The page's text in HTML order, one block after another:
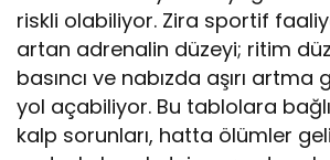
riskli olabiliyor. Zira sportif
artan adrenalin düzeyi; ritim
basıncı ve nabızda aşırı
yol açabiliyor. Bu tablolara
kalp sorunları, hatta ölümler